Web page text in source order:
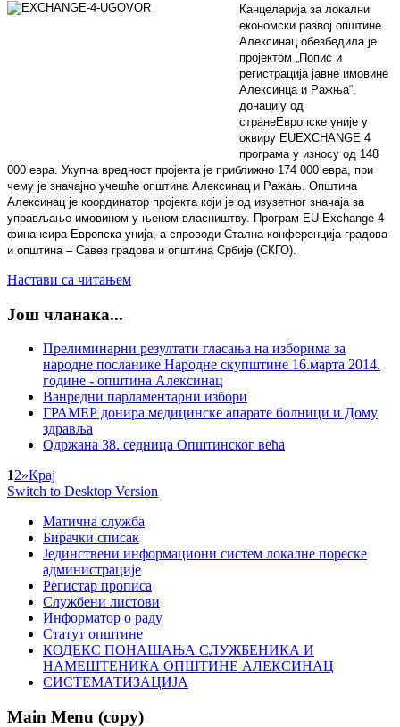
Канцеларија за локални
економски развој општине
Алексинац обезбедила је
пројектом „Попис и
регистрација јавне имовине
Алексинца и Ражња“,
донацију од
странеЕвропске уније у
оквиру EUEXCHANGE 4
програма у износу од 148
000 евра. Укупна вредност пројекта је приближно 174 000 евра, при
чему је значајно учешће општина Алексинац и Ражањ. Општина
Алексинац је координатор пројекта који је од изузетног значаја за
управљање имовином у њеном власништву. Програм EU Exchange 4
финансира Европска унија, а спроводи Стална конференција градова
и општина – Савез градова и општина Србије (СКГО).
Настави са читањем
Још чланака...
Прелиминарни резултати гласања на изборима за
народне посланике Народне скупштине 16.марта 2014.
године - општина Алексинац
Ванредни парламентарни избори
ГРАМЕР донира медицинске апарате болници и Дому
здравља
Одржана 38. седница Општинског већа
12»Крај
Switch to Desktop Version
Матична служба
Бирачки списак
Јединствени информациони систем локалне пореске
администрације
Регистар прописа
Службени листови
Информатор о раду
Статут општине
КОДЕКС ПОНАШАЊА СЛУЖБЕНИКА И
НАМЕШТЕНИКА ОПШТИНЕ АЛЕКСИНАЦ
СИСТЕМАТИЗАЦИЈА
Main Menu (copy)